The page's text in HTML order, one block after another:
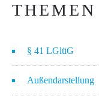
THEMEN
§ 41 LGlüG
Außendarstellung